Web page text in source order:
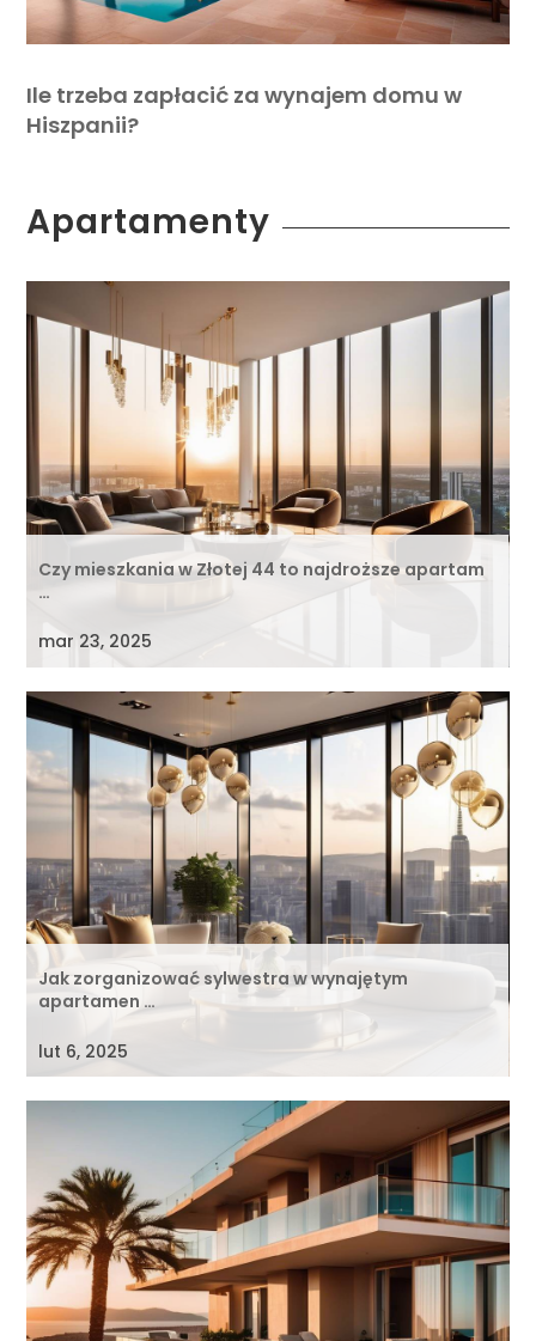
Ile trzeba zapłacić za wynajem domu w
Hiszpanii?
Apartamenty
Czy mieszkania w Złotej 44 to najdroższe apartam
…
mar 23, 2025
Jak zorganizować sylwestra w wynajętym
apartamen …
lut 6, 2025